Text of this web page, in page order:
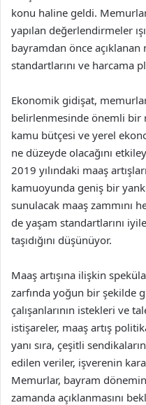
konu haline geldi.
yapılan değerlendirmeler
bayramdan önce
standartlarını ve harcama
Ekonomik gidişat,
belirlenmesinde önemli bir
kamu bütçesi ve yerel
ne düzeyde olacağını
2019 yılındaki maaş
kamuoyunda geniş bir
sunulacak maaş zammını
de yaşam standartlarını
taşıdığını düşünüyor.
Maaş artışına ilişkin
zarfında yoğun bir şekilde
çalışanlarının istekleri ve
istişareler, maaş artış
yanı sıra, çeşitli
edilen veriler, işverenin
Memurlar, bayram
zamanda açıklanmasını